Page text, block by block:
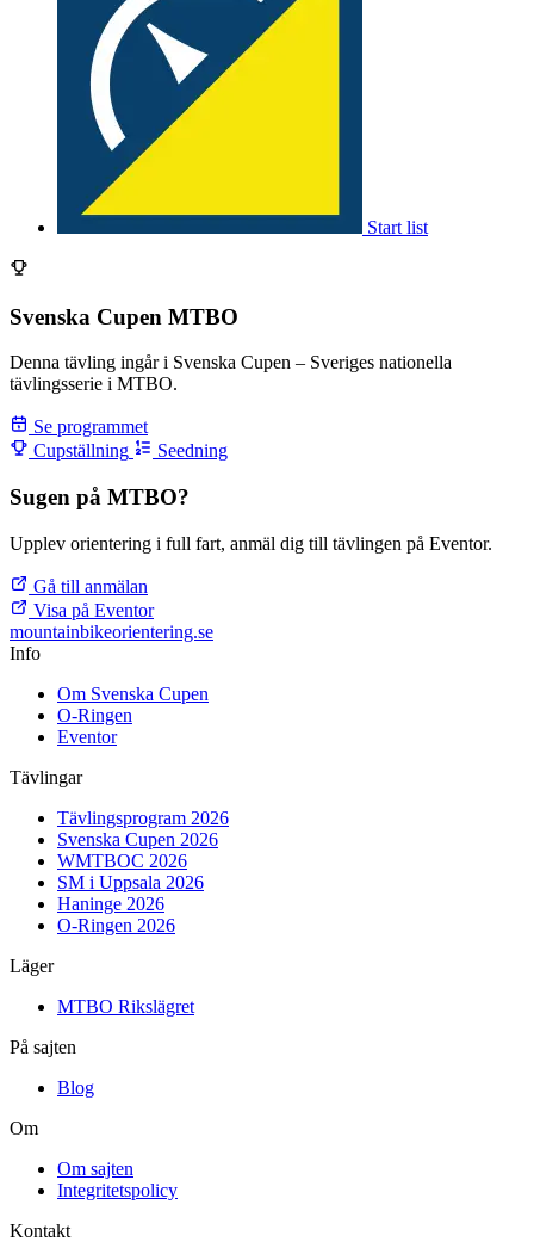
Start list
Svenska Cupen MTBO
Denna tävling ingår i Svenska Cupen – Sveriges nationella
tävlingsserie i MTBO.
Se programmet
Cupställning
Seedning
Sugen på MTBO?
Upplev orientering i full fart, anmäl dig till tävlingen på Eventor.
Gå till anmälan
Visa på Eventor
mountainbikeorientering.se
Info
Om Svenska Cupen
O-Ringen
Eventor
Tävlingar
Tävlingsprogram 2026
Svenska Cupen 2026
WMTBOC 2026
SM i Uppsala 2026
Haninge 2026
O-Ringen 2026
Läger
MTBO Rikslägret
På sajten
Blog
Om
Om sajten
Integritetspolicy
Kontakt